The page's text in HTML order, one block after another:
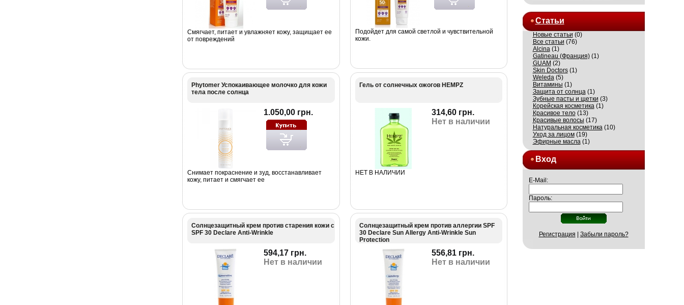
Смягчает, питает и увлажняет кожу, защищает ее
от повреждений
Подойдет для самой светлой и чувствительной
кожи.
Phytomer Успокаивающее молочко для кожи
тела после солнца
1.050,00 грн.
Снимает покраснение и зуд, восстанавливает
кожу, питает и смягчает ее
Гель от солнечных ожогов HEMPZ
314,60 грн.
Нет в наличии
НЕТ В НАЛИЧИИ
Солнцезащитный крем против старения кожи с
SPF 30 Declare Anti-Wrinkle
594,17 грн.
Нет в наличии
Солнцезащитный крем против аллергии SPF
30 Declare Sun Allergy Anti-Wrinkle Sun
Protection
556,81 грн.
Нет в наличии
Статьи
Новые статьи (0)
Все статьи (76)
Alcina(1)
Gatineau (Франция)(1)
GUAM (2)
Skin Doctors(1)
Weleda(5)
Витамины (1)
Защита от солнца(1)
Зубные пасты и щетки (3)
Корейская косметика(1)
Красивое тело(13)
Красивые волосы (17)
Натуральная косметика(10)
Уход за лицом(19)
Эфирные масла(1)
Вход
E-Mail:
Пароль:
Регистрация Забыли пароль?